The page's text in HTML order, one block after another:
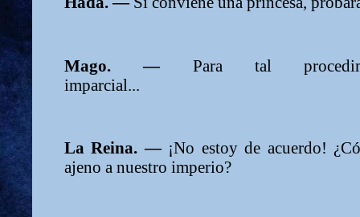
Mago. — Para tal
imparcial...
La Reina. — ¡No estoy de acuerdo!
ajeno a nuestro imperio?